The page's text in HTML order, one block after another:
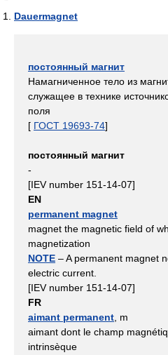
Dauermagnet
постоянный магнит
Намагниченное тело из
служащее в технике
поля
[ ГОСТ 19693-74]
постоянный магнит
-
[IEV number 151-14-07]
EN
permanent magnet
magnet the magnetic field of
magnetization
NOTE – A permanent magnet
electric current.
[IEV number 151-14-07]
FR
aimant permanent , m
aimant dont le champ
intrinsèque